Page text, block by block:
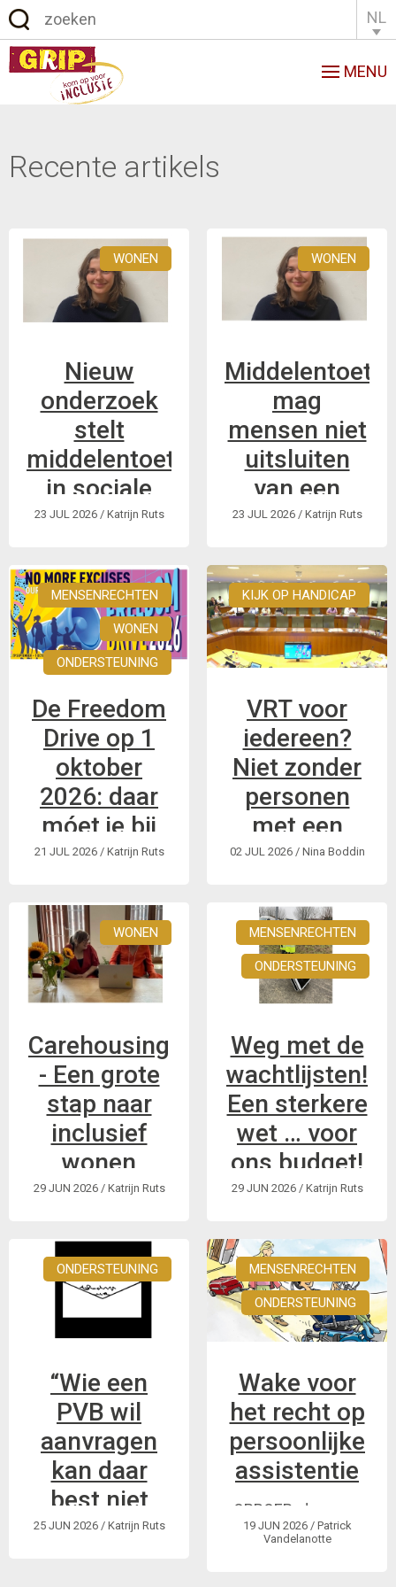
NL
MENU
Recente artikels
WONEN
Nieuw
onderzoek
stelt
middelentoets
in sociale
huisvesting
Interview met
onderzoekster Jill
Schoeters: “Een
harde
vermogensgrens is
wellicht niet de
beste manier van
werken”
23 JUL 2026/ Katrijn Ruts
WONEN
Middelentoets
mag
mensen niet
uitsluiten
van een
sociale
Dit is een korte
samenvatting in
eenvoudigere taal
van het interview
Jill Schoeters.
23 JUL 2026/ Katrijn Ruts
MENSENRECHTEN
WONEN
ONDERSTEUNING
De Freedom
Drive op 1
oktober
2026: daar
móet je bij
zijn!
betoging voor het
recht op een
onafhankelijk leven,
met
gelijkgestemden uit
heel Europa.
21 JUL 2026/ Katrijn Ruts
KIJK OP HANDICAP
VRT voor
iedereen?
Niet zonder
personen
met een
handicap
handicap blijven ook
in 2025 nauwelijks
zichtbaar in het
televisieaanbod van
de VRT. Vandaag
stelde de VRT haar
jaarverslag 2025
voor in het Vlaams
Parlement. Samen
met Dito en Kannet
...
02 JUL 2026/ Nina Boddin
WONEN
Carehousing
- Een grote
stap naar
inclusief
wonen
Carehousing voor
inclusief wonen in
steden met 24/7
betaalbare hulp “ook
voor wie een hoge
heeft”
29 JUN 2026/ Katrijn Ruts
MENSENRECHTEN
ONDERSTEUNING
Weg met de
wachtlijsten!
Een sterkere
wet … voor
ons budget!
Toekomst aan het
woord over PVB
29 JUN 2026/ Katrijn Ruts
ONDERSTEUNING
“Wie een
PVB wil
aanvragen
kan daar
best niet
mee
25 JUN 2026/ Katrijn Ruts
MENSENRECHTEN
ONDERSTEUNING
Wake voor
het recht op
persoonlijke
assistentie
OPROEP: doe mee
aan de GRIP actie op
19 JUN 2026/ Patrick
Vandelanotte